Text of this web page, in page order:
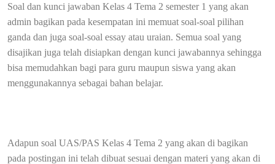
Soal dan kunci jawaban Kelas 4 Tema 2 semester 1 yang akan
admin bagikan pada kesempatan ini memuat soal-soal pilihan
ganda dan juga soal-soal essay atau uraian. Semua soal yang
disajikan juga telah disiapkan dengan kunci jawabannya sehingga
bisa memudahkan bagi para guru maupun siswa yang akan
menggunakannya sebagai bahan belajar.
Adapun soal UAS/PAS Kelas 4 Tema 2 yang akan di bagikan
pada postingan ini telah dibuat sesuai dengan materi yang akan di